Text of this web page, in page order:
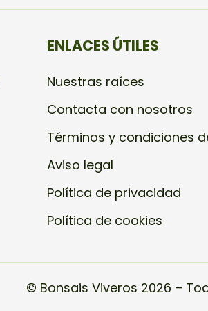
ENLACES ÚTILES
Nuestras raíces
Contacta con nosotros
Términos y condiciones
Aviso legal
Política de privacidad
Política de cookies
© Bonsais Viveros 2026 –